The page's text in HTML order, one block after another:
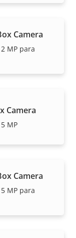
Camera
MP para
Camera
MP
Camera
MP para